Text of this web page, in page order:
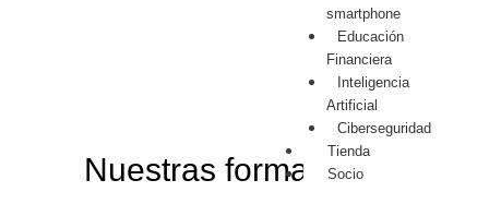
smartphone
Educación
Financiera
Inteligencia
Artificial
Ciberseguridad
Tienda
Socio
Nuestras formaciones